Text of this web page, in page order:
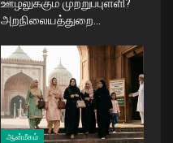
ஊழலுக்கும் முற்றுப்புள்ளி?
அறநிலையத்துறை…
ஆன்மீகம்